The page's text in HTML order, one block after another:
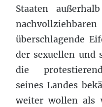
Staaten
überschlagende
der sexuellen und
die
seines Landes
weiter wollen als